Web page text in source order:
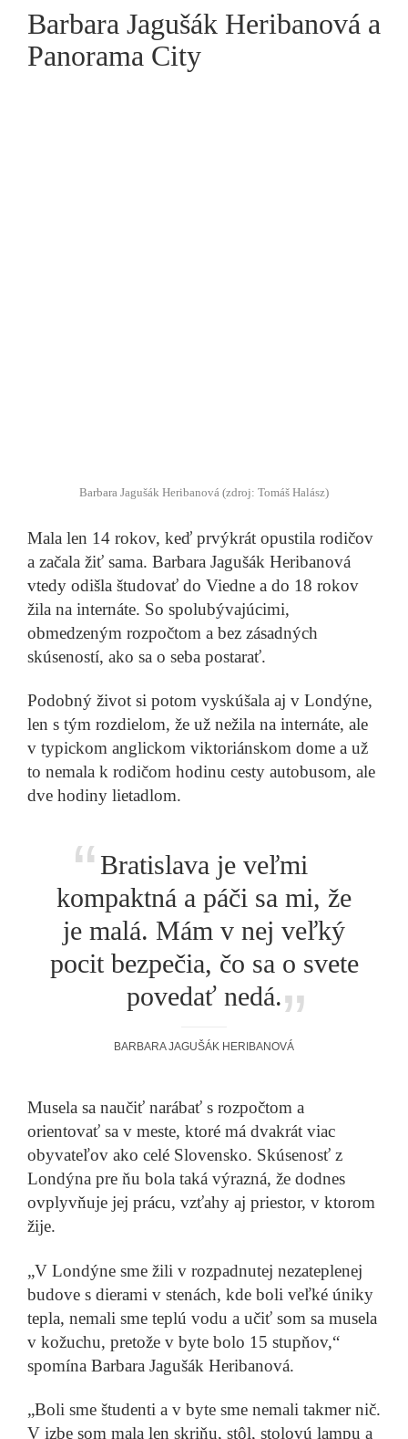
Roman Prokop
Výrazne viac alebo výrazne menej? Ako pracujeme s
hotovosťou počas pandémie? Prečítať príbeh
Prečítať príbeh
slovenský nábytok v celom svete Prečítať príbeh
Michal Molčan Slovenský magazín čítajú v 83 krajinách sveta. Viete, o
čom je? Prečítať príbeh
Absynt mení Slovensko Prečítať príbeh
Barbara Jagušák Heribanová a
Panorama City
Barbara Jagušák Heribanová (zdroj: Tomáš Halász)
Mala len 14 rokov, keď prvýkrát opustila rodičov
a začala žiť sama. Barbara Jagušák Heribanová
vtedy odišla študovať do Viedne a do 18 rokov
žila na internáte. So spolubývajúcimi,
obmedzeným rozpočtom a bez zásadných
skúseností, ako sa o seba postarať.
Podobný život si potom vyskúšala aj v Londýne,
len s tým rozdielom, že už nežila na internáte, ale
v typickom anglickom viktoriánskom dome a už
to nemala k rodičom hodinu cesty autobusom, ale
dve hodiny lietadlom.
“Bratislava je veľmi
kompaktná a páči sa mi, že
je malá. Mám v nej veľký
pocit bezpečia, čo sa o svete
povedať nedá.„
BARBARA JAGUŠÁK HERIBANOVÁ
Musela sa naučiť narábať s rozpočtom a
orientovať sa v meste, ktoré má dvakrát viac
obyvateľov ako celé Slovensko. Skúsenosť z
Londýna pre ňu bola taká výrazná, že dodnes
ovplyvňuje jej prácu, vzťahy aj priestor, v ktorom
žije.
„V Londýne sme žili v rozpadnutej nezateplenej
budove s dierami v stenách, kde boli veľké úniky
tepla, nemali sme teplú vodu a učiť som sa musela
v kožuchu, pretože v byte bolo 15 stupňov,“
spomína Barbara Jagušák Heribanová.
„Boli sme študenti a v byte sme nemali takmer nič.
V izbe som mala len skriňu, stôl, stolovú lampu a